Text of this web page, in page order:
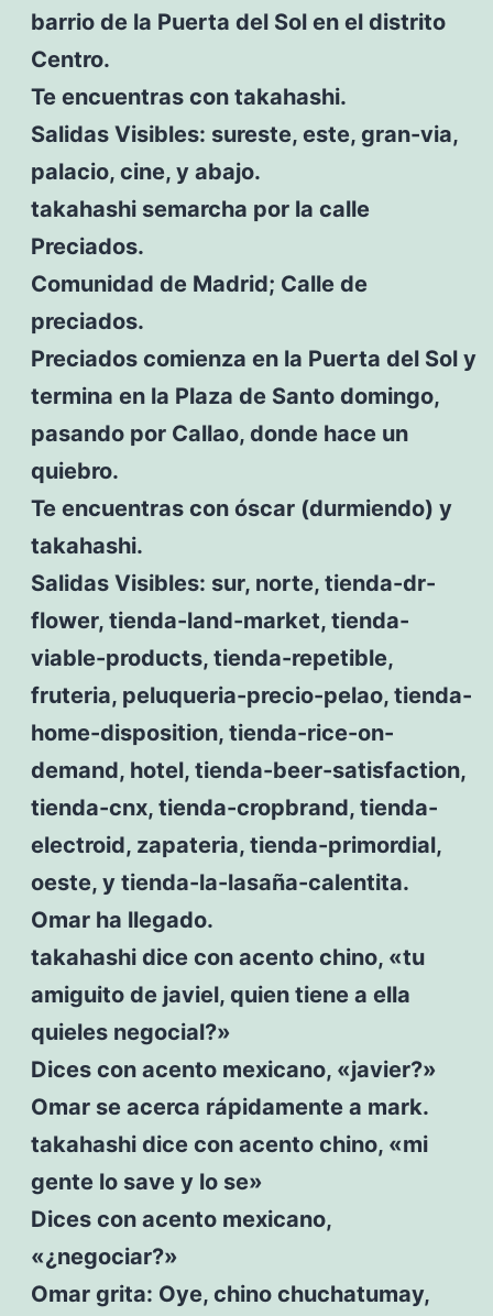
barrio de la Puerta del Sol en el distrito
Centro.
Te encuentras con takahashi.
Salidas Visibles: sureste, este, gran-via,
palacio, cine, y abajo.
takahashi semarcha por la calle
Preciados.
Comunidad de Madrid; Calle de
preciados.
Preciados comienza en la Puerta del Sol y
termina en la Plaza de Santo domingo,
pasando por Callao, donde hace un
quiebro.
Te encuentras con óscar (durmiendo) y
takahashi.
Salidas Visibles: sur, norte, tienda-dr-
flower, tienda-land-market, tienda-
viable-products, tienda-repetible,
fruteria, peluqueria-precio-pelao, tienda-
home-disposition, tienda-rice-on-
demand, hotel, tienda-beer-satisfaction,
tienda-cnx, tienda-cropbrand, tienda-
electroid, zapateria, tienda-primordial,
oeste, y tienda-la-lasaña-calentita.
Omar ha llegado.
takahashi dice con acento chino, «tu
amiguito de javiel, quien tiene a ella
quieles negocial?»
Dices con acento mexicano, «javier?»
Omar se acerca rápidamente a mark.
takahashi dice con acento chino, «mi
gente lo save y lo se»
Dices con acento mexicano,
«¿negociar?»
Omar grita: Oye, chino chuchatumay,